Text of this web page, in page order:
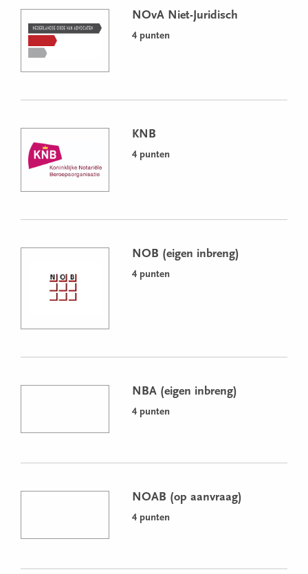
NOvA Niet-Juridisch
4 punten
KNB
4 punten
NOB (eigen inbreng)
4 punten
NBA (eigen inbreng)
4 punten
NOAB (op aanvraag)
4 punten